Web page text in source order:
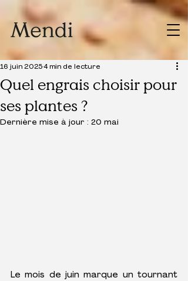
Quel engrais choisir pour
ses plantes ?
16 juin 20254 min de lecture
Dernière mise à jour : 20 mai
Le mois de juin marque un tournant